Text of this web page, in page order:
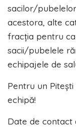
sacilor/
acestora, alte
fracția pentru
sacii/pubelele
echipajele de
Pentru un
echipă!
Date de contact